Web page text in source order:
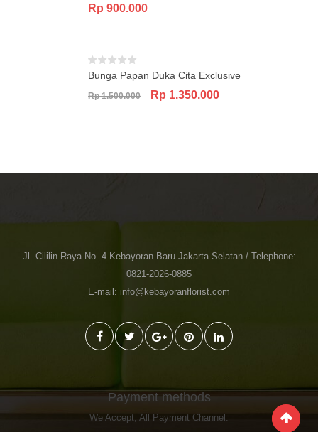
Rp 900.000
Bunga Papan Duka Cita Exclusive
Rp1.500.000
Original
Rp 1.350.000Current
Jl. Cililin Raya No. 4 Kebayoran Baru Jakarta Selatan / Telephone:
0821-2026-0885
E-mail: info@kebayoranflorist.com
Payment methods
We Accept, All Payment Channel .